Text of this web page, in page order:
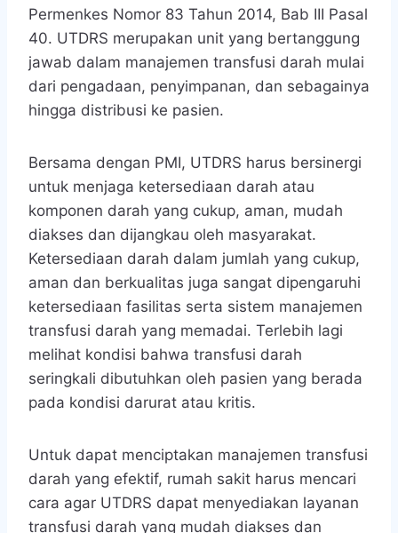
Permenkes Nomor 83 Tahun 2014, Bab III Pasal
40. UTDRS merupakan unit yang bertanggung
jawab dalam manajemen transfusi darah mulai
dari pengadaan, penyimpanan, dan sebagainya
hingga distribusi ke pasien.
Bersama dengan PMI, UTDRS harus bersinergi
untuk menjaga ketersediaan darah atau
komponen darah yang cukup, aman, mudah
diakses dan dijangkau oleh masyarakat.
Ketersediaan darah dalam jumlah yang cukup,
aman dan berkualitas juga sangat dipengaruhi
ketersediaan fasilitas serta sistem manajemen
transfusi darah yang memadai. Terlebih lagi
melihat kondisi bahwa transfusi darah
seringkali dibutuhkan oleh pasien yang berada
pada kondisi darurat atau kritis.
Untuk dapat menciptakan manajemen transfusi
darah yang efektif, rumah sakit harus mencari
cara agar UTDRS dapat menyediakan layanan
transfusi darah yang mudah diakses dan